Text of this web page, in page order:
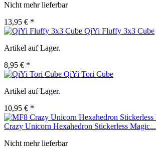
Nicht mehr lieferbar
13,95 € *
QiYi Fluffy 3x3 Cube
Artikel auf Lager.
8,95 € *
QiYi Tori Cube
Artikel auf Lager.
10,95 € *
Crazy Unicorn Hexahedron Stickerless Magic...
Nicht mehr lieferbar